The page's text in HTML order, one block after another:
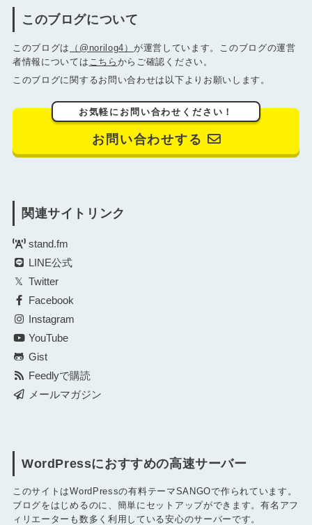
このブログについて
このブログは （@norilog4） が運営しています。このブログの運営
者情報については こちら からご確認ください。
このブログに関するお問い合わせは以下よりお願いします。
お気軽にお問い合わせください！
お問い合わせする
関連サイトリンク
stand.fm
LINE公式
Twitter
Facebook
Instagram
YouTube
Gist
Feedlyで購読
メールマガジン
WordPressにおすすめの高速サーバー
このサイトはWordPressの有料テーマSANGOで作られています。
ブログをはじめるのに、簡単にセットアップができます。有名アフ
ィリエーターも数多く利用している安心のサーバーです。